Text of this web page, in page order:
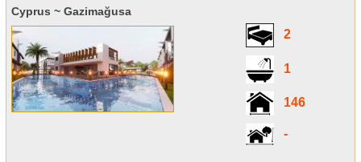
Cyprus ~ Gazimağusa
2
1
146
-